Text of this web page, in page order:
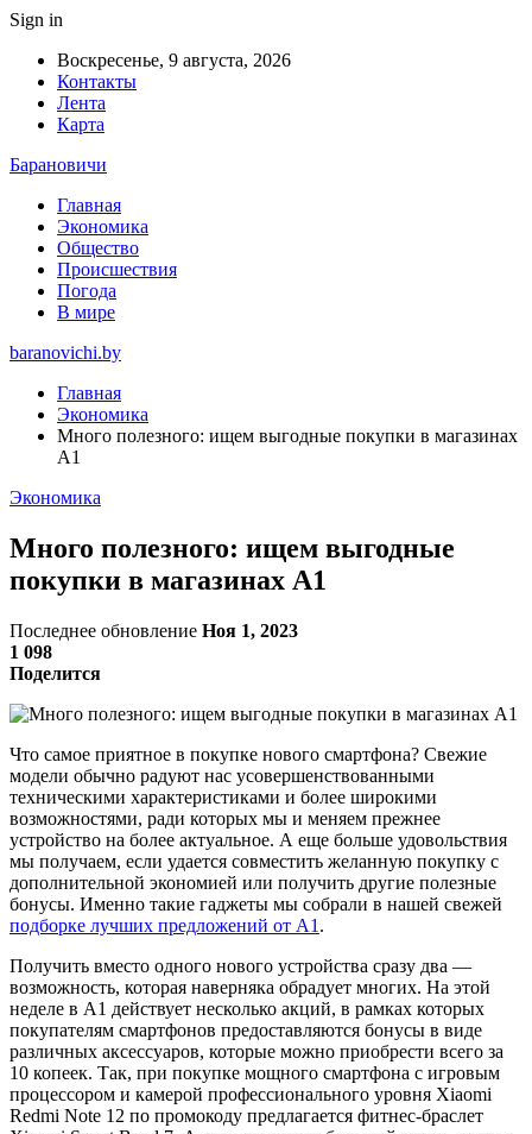
Sign in
Воскресенье, 9 августа, 2026
Контакты
Лента
Карта
Барановичи
Главная
Экономика
Общество
Происшествия
Погода
В мире
baranovichi.by
Главная
Экономика
Много полезного: ищем выгодные покупки в магазинах
А1
Экономика
Много полезного: ищем выгодные
покупки в магазинах А1
Последнее обновление Ноя 1, 2023
1 098
Поделится
Что самое приятное в покупке нового смартфона? Свежие
модели обычно радуют нас усовершенствованными
техническими характеристиками и более широкими
возможностями, ради которых мы и меняем прежнее
устройство на более актуальное. А еще больше удовольствия
мы получаем, если удается совместить желанную покупку с
дополнительной экономией или получить другие полезные
бонусы. Именно такие гаджеты мы собрали в нашей свежей
подборке лучших предложений от А1 .
Получить вместо одного нового устройства сразу два —
возможность, которая наверняка обрадует многих. На этой
неделе в А1 действует несколько акций, в рамках которых
покупателям смартфонов предоставляются бонусы в виде
различных аксессуаров, которые можно приобрести всего за
10 копеек. Так, при покупке мощного смартфона с игровым
процессором и камерой профессионального уровня Xiaomi
Redmi Note 12 по промокоду предлагается фитнес-браслет